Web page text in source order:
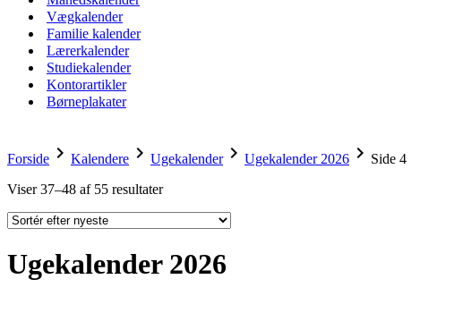
Vægkalender
Familie kalender
Lærerkalender
Studiekalender
Kontorartikler
Børneplakater
Forside chevron_right Kalendere chevron_right Ugekalenderchevron_right Ugekalender 2026 chevron_right Side 4
Viser 37–48 af 55 resultaterSorted
Ugekalender 2026